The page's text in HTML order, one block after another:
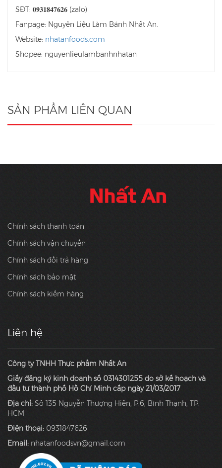
SĐT: 𝟎𝟗𝟑𝟏𝟖𝟒𝟕𝟔𝟐𝟔 (zalo)
Fanpage: Nguyên Liệu Làm Bánh Nhất An.
Website: nhatanfoods.com
Shopee: nguyenlieulambanhnhatan
SẢN PHẨM LIÊN QUAN
Chính sách thanh toán
Chính sách vận chuyển
Chính sách đổi trả hàng
Chính sách bảo mật
Chính sách kiểm hàng
Liên hệ
Công ty TNHH Thực phẩm Nhất An
Giấy đăng ký kinh doanh số 0314301255 do sở kế hoạch và
đầu tư thành phố Hồ Chí Minh cấp ngày 21/03/2017
Địa chỉ: Số 135 Nguyễn Thượng Hiền, P.6, Bình Thạnh, TP.
HCM
Điện thoại: 0931847626
Email: nhatanfoodsvn@gmail.com